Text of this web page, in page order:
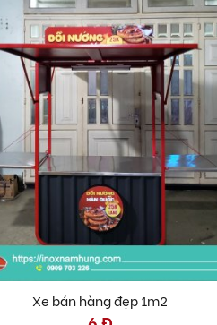
Xe bán hàng đẹp 1m2